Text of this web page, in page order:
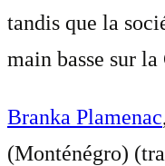
tandis que la
main basse sur
Branka Plamenac
(Monténégro)